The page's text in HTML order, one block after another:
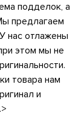
подделок, а
предлагаем
нас отлажены
этом мы не
товара нам
и